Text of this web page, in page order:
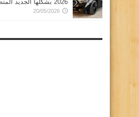
2026 بشكلها الجديد المتطور ……
20/05/2026